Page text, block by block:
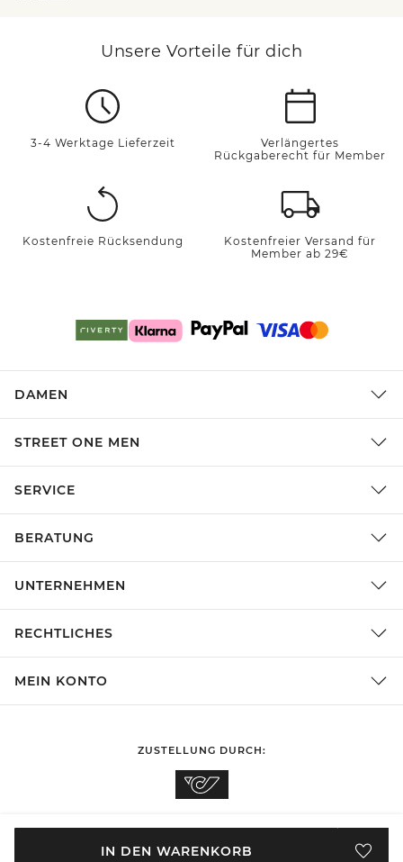
IN DEN WARENKORB
Unsere Vorteile für dich
3-4 Werktage Lieferzeit
Verlängertes
Rückgaberecht für Member
Kostenfreie Rücksendung
Kostenfreier Versand für
Member ab 29€
DAMEN
STREET ONE MEN
SERVICE
BERATUNG
UNTERNEHMEN
RECHTLICHES
MEIN KONTO
ZUSTELLUNG DURCH: